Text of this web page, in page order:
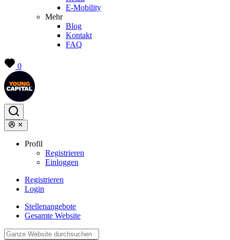
E-Mobility
Mehr
Blog
Kontakt
FAQ
0
Profil
Registrieren
Einloggen
Registrieren
Login
Stellenangebote
Gesamte Website